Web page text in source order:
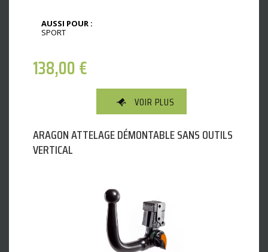
AUSSI POUR :
SPORT
138,00€
VOIR PLUS
ARAGON ATTELAGE DÉMONTABLE SANS OUTILS
VERTICAL